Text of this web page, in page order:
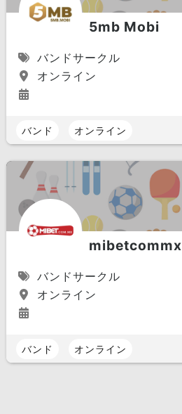
5mb Mobi
バンドサークル
オンライン
バンド オンライン
mibetcommx
バンドサークル
オンライン
バンド オンライン